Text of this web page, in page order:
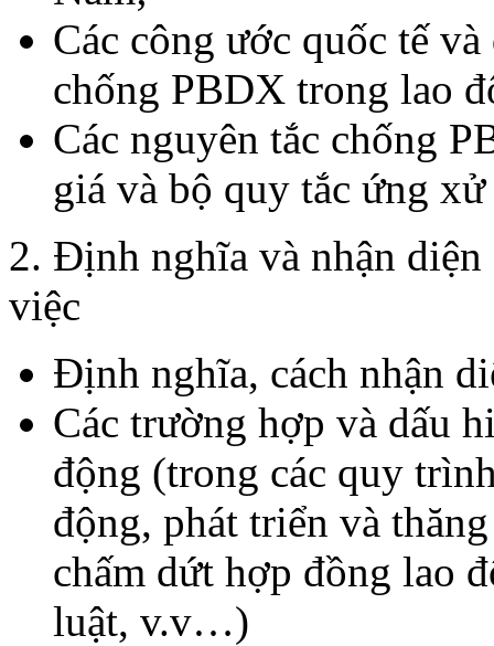
Các công ước quốc tế
chống PBDX trong lao
Các nguyên tắc chống
giá và bộ quy tắc ứng
2. Định nghĩa và nhận
việc
Định nghĩa, cách nhận
Các trường hợp và dấu
động (trong các quy
động, phát triển và
chấm dứt hợp đồng lao
luật, v.v…)